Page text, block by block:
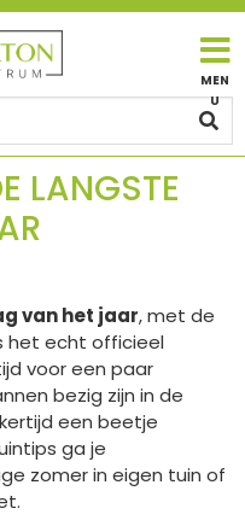
LANGSTE
van het jaar, met de
het echt officieel
voor een paar
bezig zijn in de
een beetje
ga je
zomer in eigen tuin of